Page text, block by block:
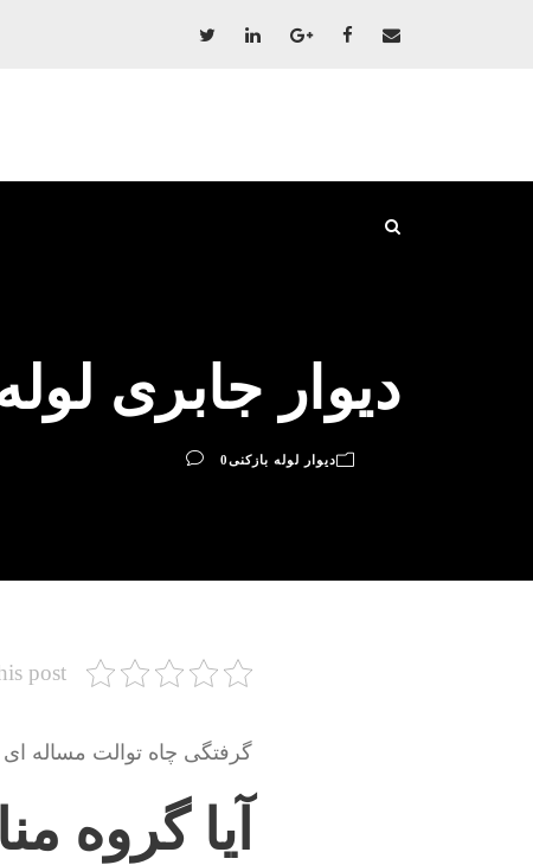
دیوار جابری
دیوار لوله بازکنی0
post
گرفتگی چاه توالت مساله
آیا گروه